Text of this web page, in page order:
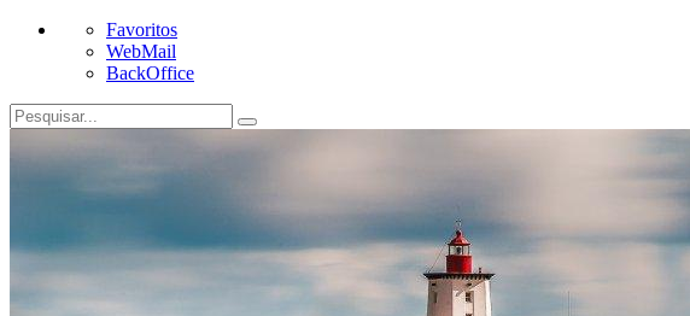
Favoritos
WebMail
BackOffice